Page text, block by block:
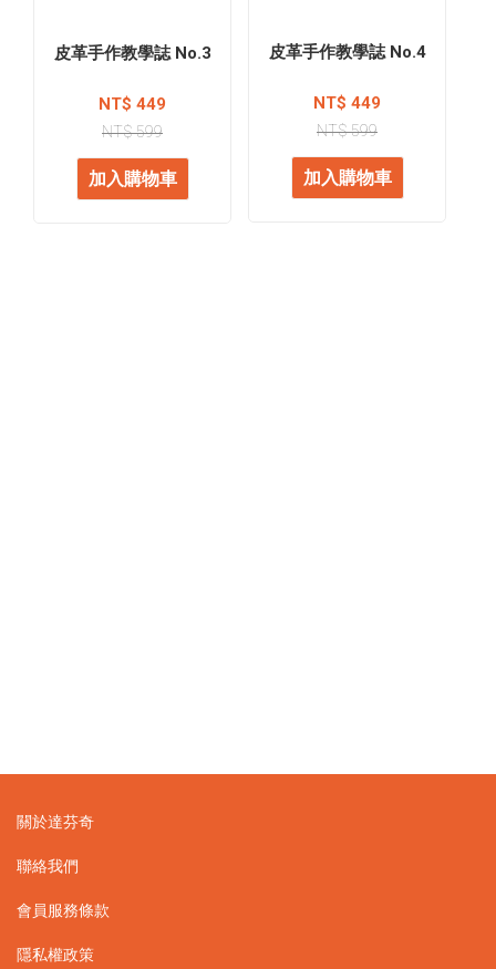
皮革手作教學誌 No.3
NT$ 449
NT$ 599
加入購物車
皮革手作教學誌 No.4
NT$ 449
NT$ 599
加入購物車
關於達芬奇
聯絡我們
會員服務條款
隱私權政策